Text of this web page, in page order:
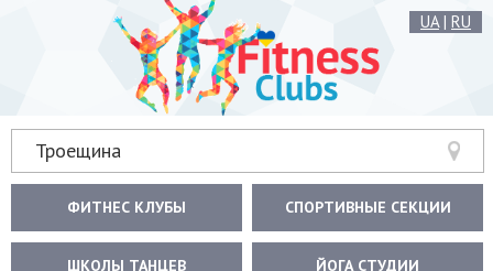
UA| RU
Троещина
ФИТНЕС КЛУБЫ СПОРТИВНЫЕ СЕКЦИИ
ШКОЛЫ ТАНЦЕВ ЙОГА СТУДИИ